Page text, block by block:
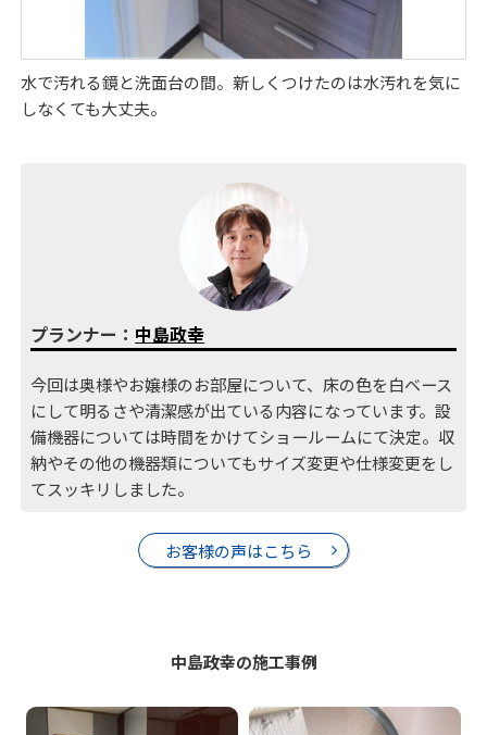
水で汚れる鏡と洗面台の間。新しくつけたのは水汚れを気に
しなくても大丈夫。
プランナー： 中島政幸
今回は奥様やお嬢様のお部屋について、床の色を白ベース
にして明るさや清潔感が出ている内容になっています。設
備機器については時間をかけてショールームにて決定。収
納やその他の機器類についてもサイズ変更や仕様変更をし
てスッキリしました。
お客様の声はこちら
中島政幸の施工事例